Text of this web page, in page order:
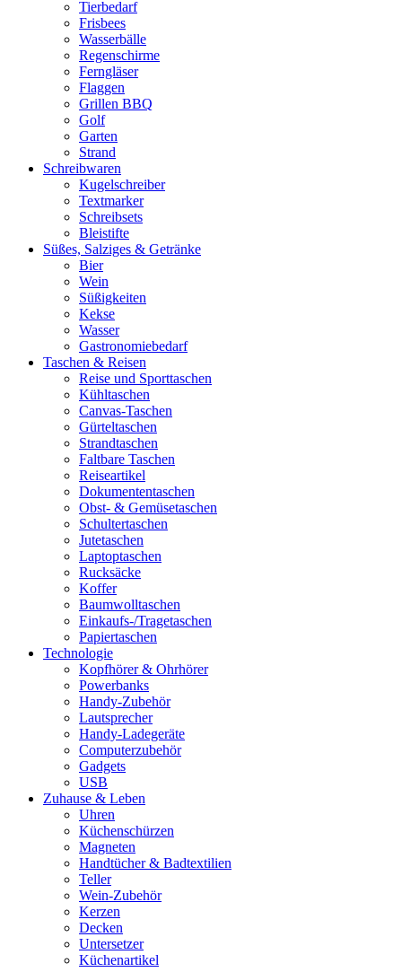
Tierbedarf
Frisbees
Wasserbälle
Regenschirme
Ferngläser
Flaggen
Grillen BBQ
Golf
Garten
Strand
Schreibwaren
Kugelschreiber
Textmarker
Schreibsets
Bleistifte
Süßes, Salziges & Getränke
Bier
Wein
Süßigkeiten
Kekse
Wasser
Gastronomiebedarf
Taschen & Reisen
Reise und Sporttaschen
Kühltaschen
Canvas-Taschen
Gürteltaschen
Strandtaschen
Faltbare Taschen
Reiseartikel
Dokumententaschen
Obst- & Gemüsetaschen
Schultertaschen
Jutetaschen
Laptoptaschen
Rucksäcke
Koffer
Baumwolltaschen
Einkaufs-/Tragetaschen
Papiertaschen
Technologie
Kopfhörer & Ohrhörer
Powerbanks
Handy-Zubehör
Lautsprecher
Handy-Ladegeräte
Computerzubehör
Gadgets
USB
Zuhause & Leben
Uhren
Küchenschürzen
Magneten
Handtücher & Badtextilien
Teller
Wein-Zubehör
Kerzen
Decken
Untersetzer
Küchenartikel